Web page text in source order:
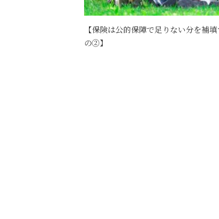
【保険は公的保障で足りない分を補
の②】